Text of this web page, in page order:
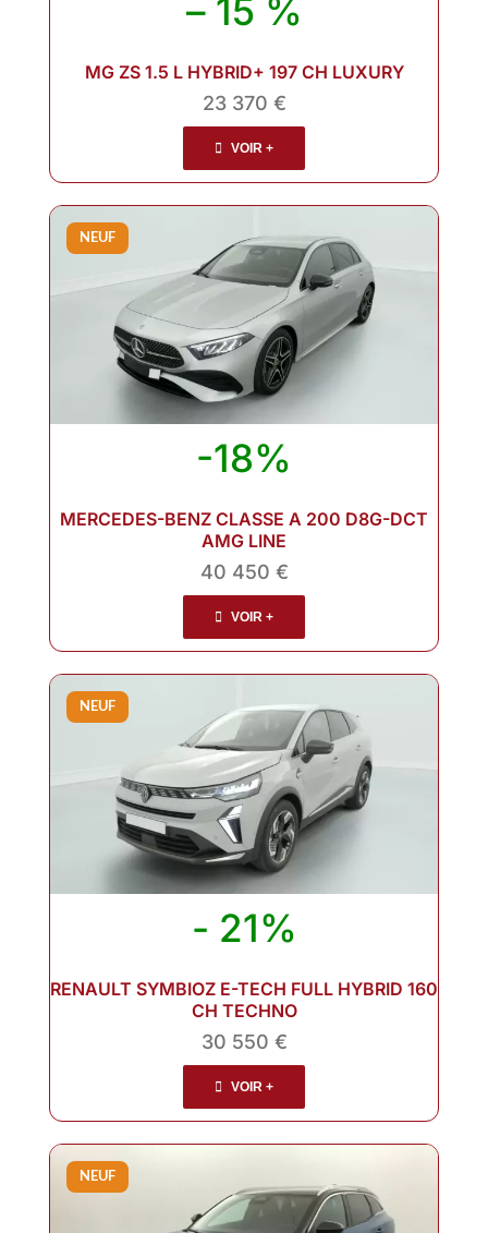
– 15 %
MG ZS 1.5 L HYBRID+ 197 CH LUXURY
23 370 €
VOIR +
NEUF
-18%
MERCEDES-BENZ CLASSE A 200 D8G-DCT
AMG LINE
40 450 €
VOIR +
NEUF
- 21%
RENAULT SYMBIOZ E-TECH FULL HYBRID 160
CH TECHNO
30 550 €
VOIR +
NEUF